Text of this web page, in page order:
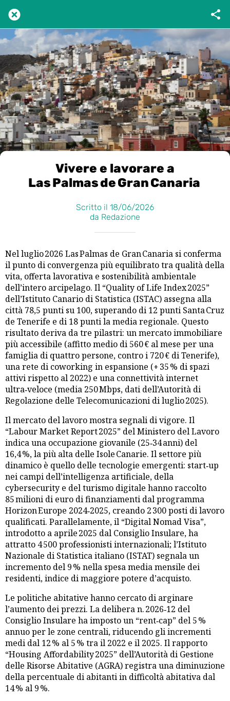
Vivere e lavorare a
Las Palmas de Gran Canaria
Scritto il 18/06/2026
da Redazione
Nel luglio 2026 Las Palmas de Gran Canaria si conferma
il punto di convergenza più equilibrato tra qualità della
vita, offerta lavorativa e sostenibilità ambientale
dell’intero arcipelago. Il “Quality of Life Index 2025”
dell’Istituto Canario di Statistica (ISTAC) assegna alla
città 78,5 punti su 100, superando di 12 punti Santa Cruz
de Tenerife e di 18 punti la media regionale. Questo
risultato deriva da tre pilastri: un mercato immobiliare
più accessibile (affitto medio di 560 € al mese per una
famiglia di quattro persone, contro i 720 € di Tenerife),
una rete di coworking in espansione (+ 35 % di spazi
attivi rispetto al 2022) e una connettività internet
ultra‑veloce (media 250 Mbps, dati dell’Autorità di
Regolazione delle Telecomunicazioni di luglio 2025).
Il mercato del lavoro mostra segnali di vigore. Il
“Labour Market Report 2025” del Ministero del Lavoro
indica una occupazione giovanile (25‑34 anni) del
16,4 %, la più alta delle Isole Canarie. Il settore più
dinamico è quello delle tecnologie emergenti: start‑up
nei campi dell’intelligenza artificiale, della
cybersecurity e del turismo digitale hanno raccolto
85 milioni di euro di finanziamenti dal programma
Horizon Europe 2024‑2025, creando 2 300 posti di lavoro
qualificati. Parallelamente, il “Digital Nomad Visa”,
introdotto a aprile 2025 dal Consiglio Insulare, ha
attratto 4 500 professionisti internazionali; l’Istituto
Nazionale di Statistica italiano (ISTAT) segnala un
incremento del 9 % nella spesa media mensile dei
residenti, indice di maggiore potere d’acquisto.
Le politiche abitative hanno cercato di arginare
l’aumento dei prezzi. La delibera n. 2026‑12 del
Consiglio Insulare ha imposto un “rent‑cap” del 5 %
annuo per le zone centrali, riducendo gli incrementi
medi dal 12 % al 5 % tra il 2022 e il 2025. Il rapporto
“Housing Affordability 2025” dell’Autorità di Gestione
delle Risorse Abitative (AGRA) registra una diminuzione
della percentuale di abitanti in difficoltà abitativa dal
14 % al 9 %.